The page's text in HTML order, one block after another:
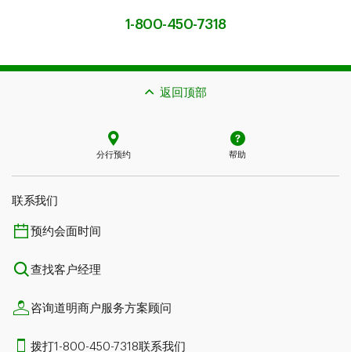
1-800-450-7318
返回顶部
分行预约 帮助
联系我们​​​​​​​
预约会面时间
查找客户经理
咨询道明商户服务方案顾问
拨打1-800-450-7318联系我们